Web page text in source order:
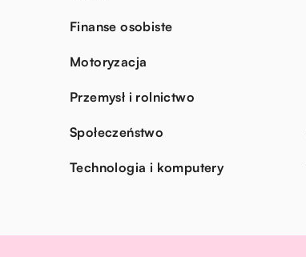
Finanse osobiste
Motoryzacja
Przemysł i rolnictwo
Społeczeństwo
Technologia i komputery